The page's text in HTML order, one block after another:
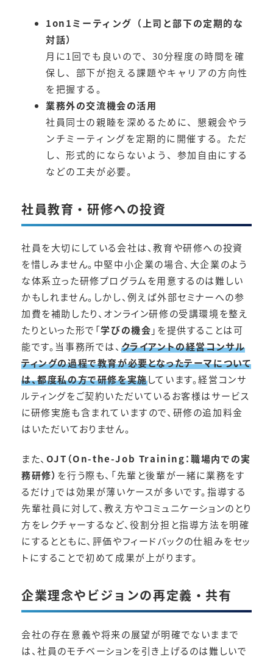
1on1ミーティング（上司と部下の定期的な
対話）
月に1回でも良いので、30分程度の時間を確
保し、部下が抱える課題やキャリアの方向性
を把握する。
業務外の交流機会の活用
社員同士の親睦を深めるために、懇親会やラ
ンチミーティングを定期的に開催する。ただ
し、形式的にならないよう、参加自由にする
などの工夫が必要。
社員教育・研修への投資
社員を大切にしている会社は、教育や研修への投資
を惜しみません。中堅中小企業の場合、大企業のよう
な体系立った研修プログラムを用意するのは難しい
かもしれません。しかし、例えば外部セミナーへの参
加費を補助したり、オンライン研修の受講環境を整え
たりといった形で「学びの機会 」を提供することは可
能です。当事務所では、 クライアントの経営コンサル
ティングの過程で教育が必要となったテーマについて
は、都度私の方で研修を実施しています。経営コンサ
ルティングをご契約いただいているお客様はサービス
に研修実施も含まれていますので、研修の追加料金
はいただいておりません。
また、 OJT（On-the-Job Training：職場内での実
務研修） を行う際も、「先輩と後輩が一緒に業務をす
るだけ」では効果が薄いケースが多いです。指導する
先輩社員に対して、教え方やコミュニケーションのとり
方をレクチャーするなど、役割分担と指導方法を明確
にするとともに、評価やフィードバックの仕組みをセッ
トにすることで初めて成果が上がります。
企業理念やビジョンの再定義・共有
会社の存在意義や将来の展望が明確でないままで
は、社員のモチベーションを引き上げるのは難しいで